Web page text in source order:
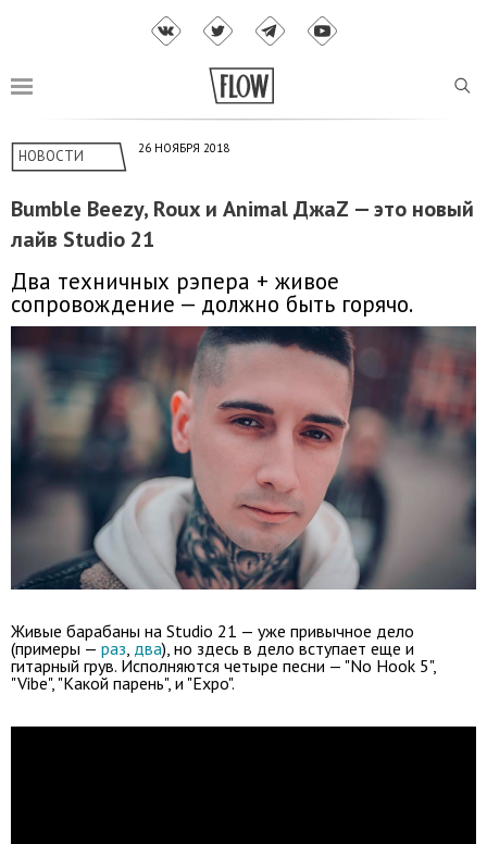
НОВОСТИ 26 НОЯБРЯ 2018
Bumble Beezy, Roux и Animal ДжаZ — это новый
лайв Studio 21
Два техничных рэпера + живое
сопровождение — должно быть горячо.
Живые барабаны на Studio 21 — уже привычное дело
(примеры — раз, два), но здесь в дело вступает еще и
гитарный грув. Исполняются четыре песни — "No Hook 5",
"Vibe", "Какой парень", и "Expo".